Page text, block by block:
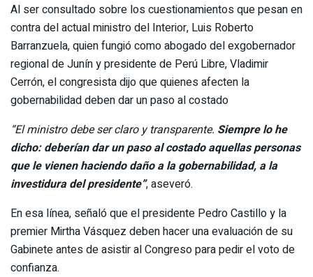
Al ser consultado sobre los cuestionamientos que pesan en
contra del actual ministro del Interior, Luis Roberto
Barranzuela, quien fungió como abogado del exgobernador
regional de Junín y presidente de Perú Libre, Vladimir
Cerrón, el congresista dijo que quienes afecten la
gobernabilidad deben dar un paso al costado
“El ministro debe ser claro y transparente. Siempre lo he
dicho: deberían dar un paso al costado aquellas personas
que le vienen haciendo daño a la gobernabilidad, a la
investidura del presidente”, aseveró.
En esa línea, señaló que el presidente Pedro Castillo y la
premier Mirtha Vásquez deben hacer una evaluación de su
Gabinete antes de asistir al Congreso para pedir el voto de
confianza.